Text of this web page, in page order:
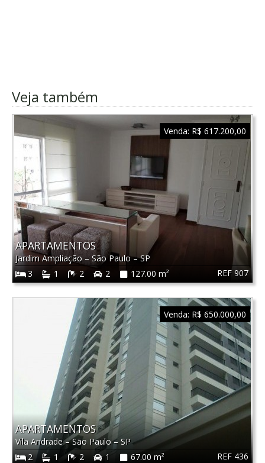
Veja também
REF 907
APARTAMENTOS
Jardim Ampliação–São Paulo–SP
3
1 2 2 127.00 m²
Venda: R$ 617.200,00
REF 436
APARTAMENTOS
Vila Andrade–São Paulo– SP
2
1 2 1 67.00 m²
Venda: R$ 650.000,00